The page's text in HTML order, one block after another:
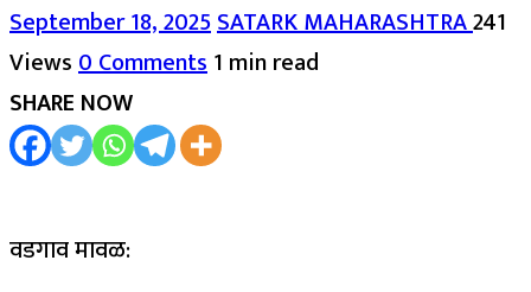
September 18, 2025SATARK MAHARASHTRA241
Views0 Comments1 min read
SHARE NOW
वडगाव मावळ: